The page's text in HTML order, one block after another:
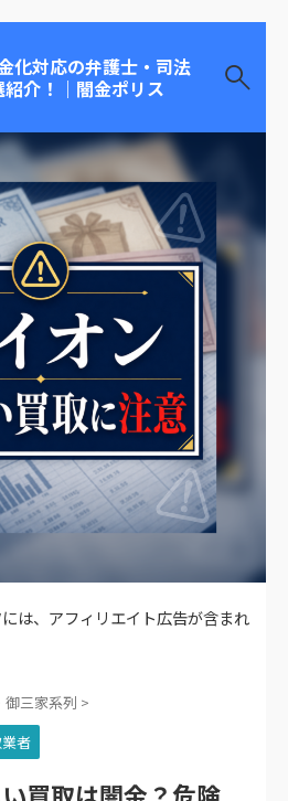
化対応の弁護士・司法
介！｜闇金ポリス
は、アフィリエイト広告が含まれ
御三家系列 >
者